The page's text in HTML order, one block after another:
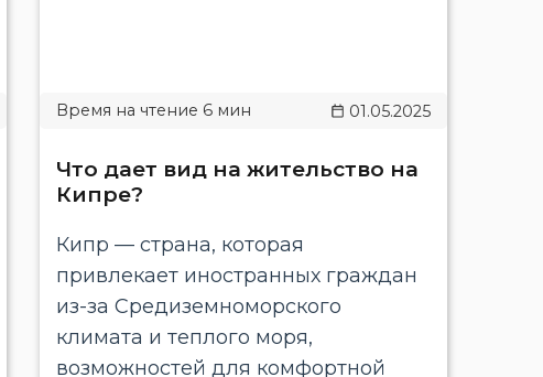
01.05.2025
Что дает вид на жительство на
Кипре?
Кипр — страна, которая
привлекает иностранных граждан
из-за Средиземноморского
климата и теплого моря,
возможностей для комфортной